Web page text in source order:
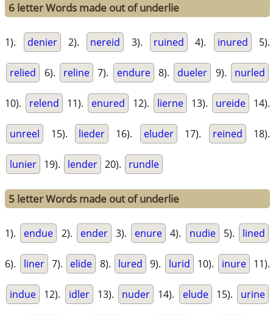
6 letter Words made out of underlie
1). denier 2). nereid 3). ruined 4). inured 5).
relied 6). reline 7). endure 8). dueler 9). nurled
10). relend 11). enured 12). lierne 13). ureide 14).
unreel 15). lieder 16). eluder 17). reined 18).
lunier 19). lender 20). rundle
5 letter Words made out of underlie
1). endue 2). ender 3). enure 4). nudie 5). lined
6). liner 7). elide 8). lured 9). lurid 10). inure 11).
indue 12). idler 13). nuder 14). elude 15). urine